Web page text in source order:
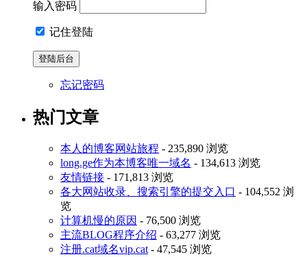
输入密码
记住登陆
忘记密码
热门文章
本人的博客网站旅程 - 235,890 浏览
long.ge作为本博客唯一域名 - 134,613 浏览
友情链接 - 171,813 浏览
各大网站收录、搜索引擎的提交入口 - 104,552 浏
览
计算机慢的原因 - 76,500 浏览
主流BLOG程序介绍 - 63,277 浏览
注册.cat域名vip.cat - 47,545 浏览